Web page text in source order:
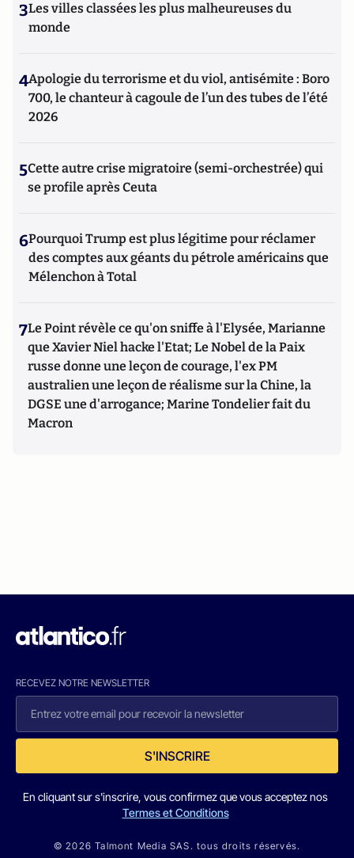
3Les villes classées les plus malheureuses du
monde
4Apologie du terrorisme et du viol, antisémite : Boro
700, le chanteur à cagoule de l’un des tubes de l’été
2026
5Cette autre crise migratoire (semi-orchestrée) qui
se profile après Ceuta
6Pourquoi Trump est plus légitime pour réclamer
des comptes aux géants du pétrole américains que
Mélenchon à Total
7Le Point révèle ce qu'on sniffe à l'Elysée, Marianne
que Xavier Niel hacke l'Etat; Le Nobel de la Paix
russe donne une leçon de courage, l'ex PM
australien une leçon de réalisme sur la Chine, la
DGSE une d'arrogance; Marine Tondelier fait du
Macron
RECEVEZ NOTRE NEWSLETTER
S'INSCRIRE
En cliquant sur s'inscrire, vous confirmez que vous acceptez nos
Termes et Conditions
© 2026 Talmont Media SAS. tous droits réservés.